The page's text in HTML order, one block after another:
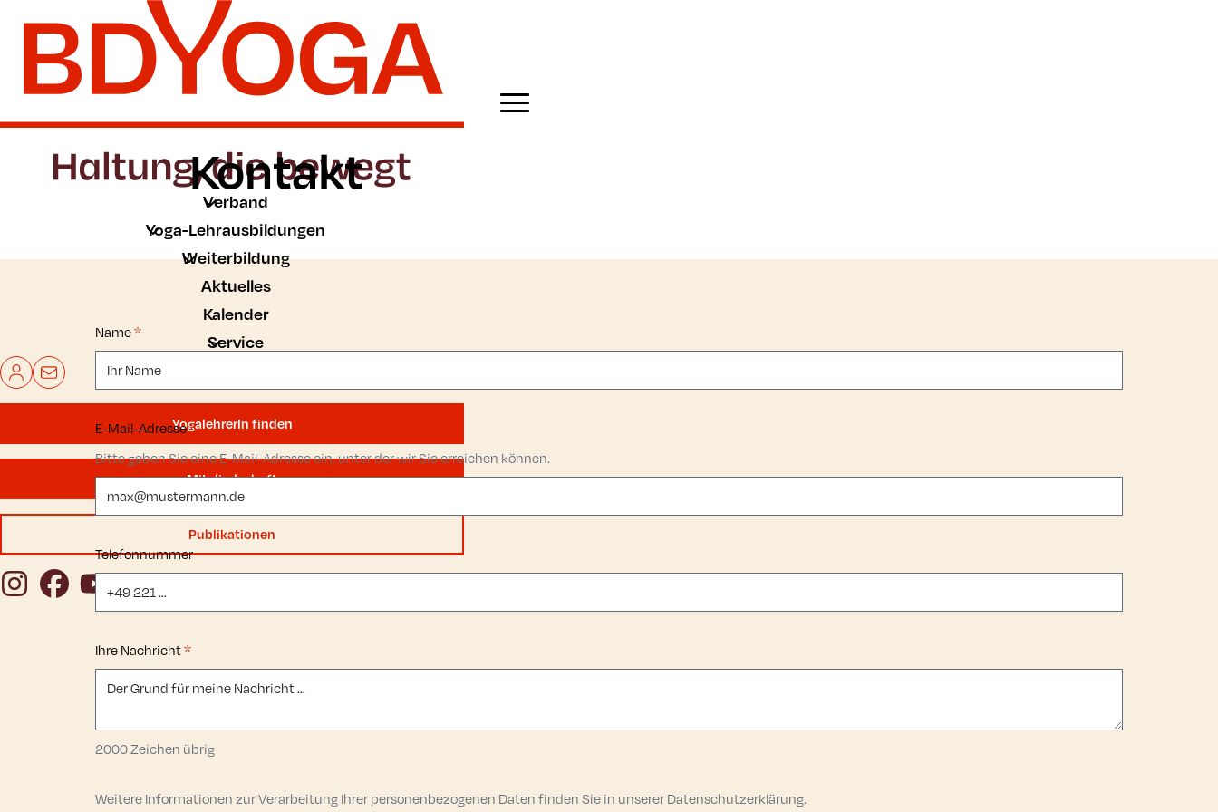
Zum Hauptinhalt der Seite springen
Zur Startseite navigieren
Verband
Yoga-Lehrausbildungen
Weiterbildung
Aktuelles
Kalender
Service
Mein BDYoga
Kontakt
YogalehrerIn finden
Mitgliedschaft
Publikationen
InstagramFacebookYouTube
Kontakt
Name*
E-Mail-Adresse*
Bitte geben Sie eine E-Mail-Adresse ein, unter der wir Sie erreichen können.
Telefonnummer
Ihre Nachricht*
2000Zeichen übrig
Weitere Informationen zur Verarbeitung Ihrer personenbezogenen Daten finden Sie in unserer Datenschutzerklärung.